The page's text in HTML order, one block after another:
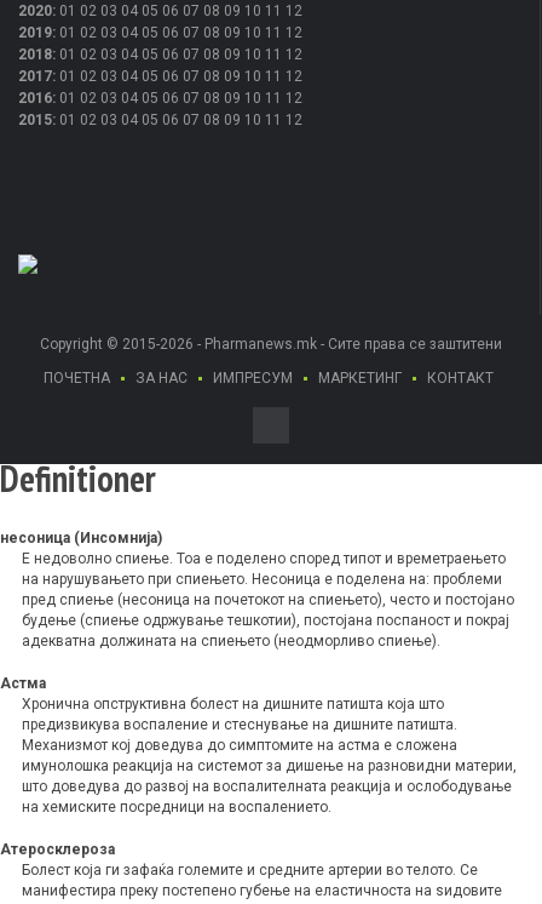
2020: 01 02 03 04 05 06 07 08 09 10 11 12
2019: 01 02 03 04 05 06 07 08 09 10 11 12
2018: 01 02 03 04 05 06 07 08 09 10 11 12
2017: 01 02 03 04 05 06 07 08 09 10 11 12
2016: 01 02 03 04 05 06 07 08 09 10 11 12
2015: 01 02 03 04 05 06 07 08 09 10 11 12
Copyright © 2015-2026 - Pharmanews.mk - Сите права се заштитени
ПОЧЕТНА
ЗА НАС ИМПРЕСУМ МАРКЕТИНГ КОНТАКТ
Definitioner
несоница (Инсомнија)
Е недоволно спиење. Тоа е поделено според типот и времетраењето
на нарушувањето при спиењето. Несоница е поделена на: проблеми
пред спиење (несоница на почетокот на спиењето), често и постојано
будење (спиење одржување тешкотии), постојана поспаност и покрај
адекватна должината на спиењето (неодморливо спиење).
Астма
Хронична опструктивна болест на дишните патишта која што
предизвикува воспаление и стеснување на дишните патишта.
Механизмот кој доведува до симптомите на астма е сложена
имунолошка реакција на системот за дишење на разновидни материи,
што доведува до развој на воспалителната реакција и ослободување
на хемиските посредници на воспалението.
Атеросклероза
Болест која ги зафаќа големите и средните артерии во телото. Се
манифестира преку постепено губење на еластичноста на sидовите